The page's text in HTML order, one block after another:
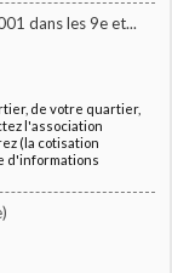
dans les 9e et...
de votre quartier,
l'association
(la cotisation
d'informations